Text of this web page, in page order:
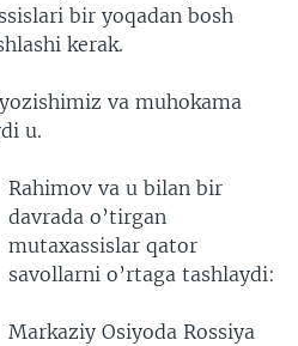
bir yoqadan bosh
kerak.
va muhokama
u.
Rahimov va u bilan bir
davrada o’tirgan
mutaxassislar qator
savollarni o’rtaga tashlaydi:
Markaziy Osiyoda Rossiya